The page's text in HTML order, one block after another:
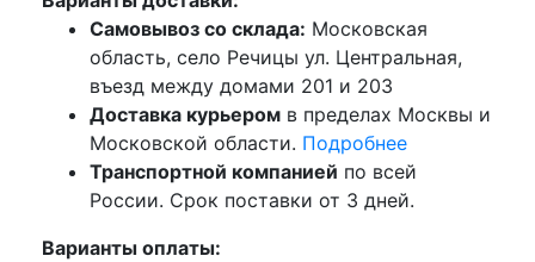
Самовывоз со склада: Московская
область, село Речицы ул. Центральная,
въезд между домами 201 и 203
Доставка курьером в пределах Москвы и
Московской области. Подробнее
Транспортной компанией по всей
России. Срок поставки от 3 дней.
Варианты оплаты: